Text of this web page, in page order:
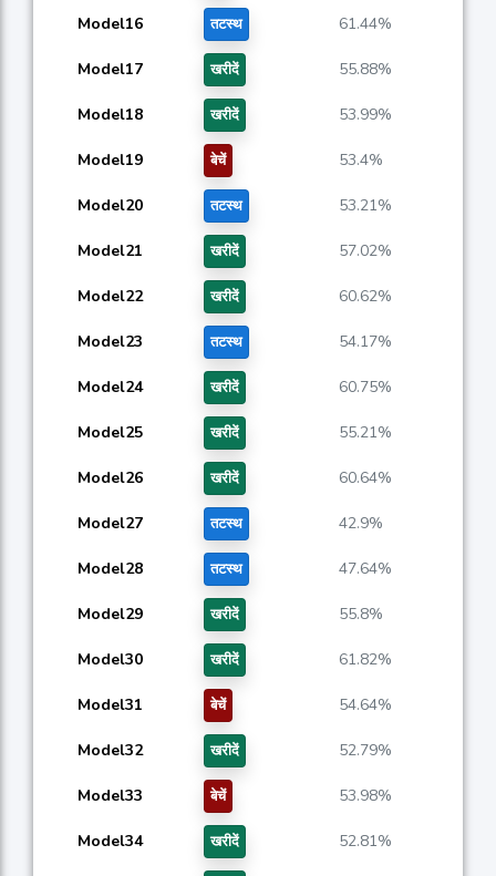
Model16 तटस्थ 61.44%
Model17 खरीदें 55.88%
Model18 खरीदें 53.99%
Model19 बेचें 53.4%
Model20 तटस्थ 53.21%
Model21 खरीदें 57.02%
Model22 खरीदें 60.62%
Model23 तटस्थ 54.17%
Model24 खरीदें 60.75%
Model25 खरीदें 55.21%
Model26 खरीदें 60.64%
Model27 तटस्थ 42.9%
Model28 तटस्थ 47.64%
Model29 खरीदें 55.8%
Model30 खरीदें 61.82%
Model31 बेचें 54.64%
Model32 खरीदें 52.79%
Model33 बेचें 53.98%
Model34 खरीदें 52.81%